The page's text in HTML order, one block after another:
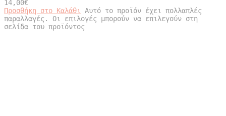
14,00€
Προσθήκη στο Καλάθι
Αυτό το προϊόν έχει πολλαπλές
παραλλαγές. Οι επιλογές μπορούν να επιλεγούν στη
σελίδα του προϊόντος